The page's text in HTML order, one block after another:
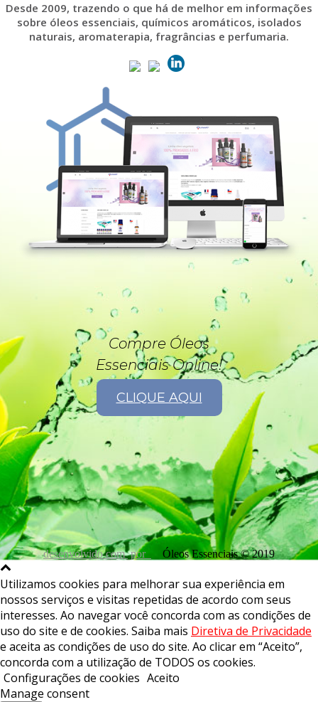
Desde 2009, trazendo o que há de melhor em informações
sobre óleos essenciais, químicos aromáticos, isolados
naturais, aromaterapia, fragrâncias e perfumaria.
Compre Óleos
Essenciais Online!
CLIQUE AQUI
desenvolvido com por Óleos Essenciais © 2019
Utilizamos cookies para melhorar sua experiência em
nossos serviços e visitas repetidas de acordo com seus
interesses. Ao navegar você concorda com as condições de
uso do site e de cookies. Saiba mais Diretiva de Privacidade
e aceita as condições de uso do site. Ao clicar em “Aceito”,
concorda com a utilização de TODOS os cookies.
Configurações de cookies Aceito
Manage consent